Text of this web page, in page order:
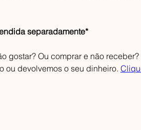
separadamente*
gostar? Ou comprar e não
ou devolvemos o seu dinheiro.